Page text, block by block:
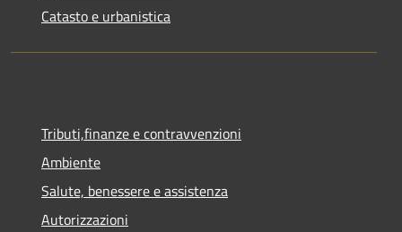
Catasto e urbanistica
Tributi,finanze e contravvenzioni
Ambiente
Salute, benessere e assistenza
Autorizzazioni